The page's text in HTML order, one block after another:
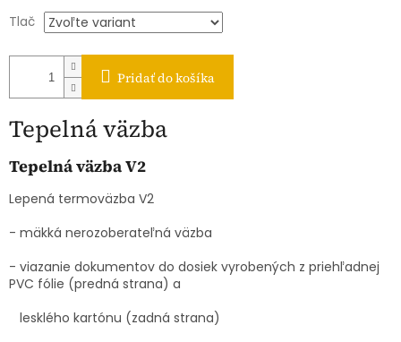
Tlač
Pridať do košíka
Tepelná väzba
Tepelná väzba V2
Lepená termoväzba V2
- mäkká nerozoberateľná väzba
- viazanie dokumentov do dosiek vyrobených z priehľadnej
PVC fólie (predná strana) a
lesklého kartónu (zadná strana)